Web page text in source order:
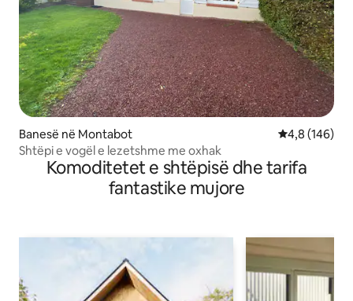
Banesë në Montabot Vlerësimi
4,8 (146)
Shtëpi e vogël e lezetshme me oxhak
Komoditetet e shtëpisë dhe tarifa
fantastike mujore